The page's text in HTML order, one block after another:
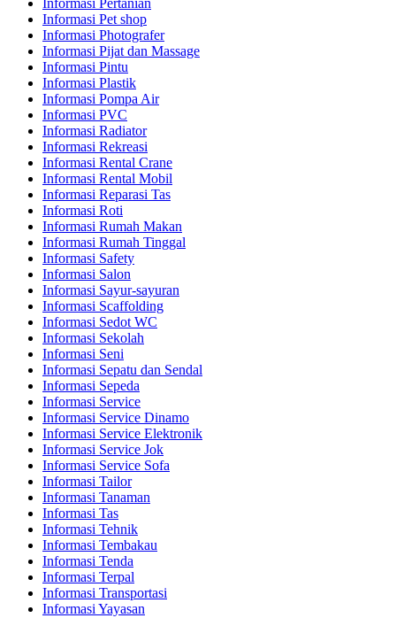
Informasi Pet shop
Informasi Photografer
Informasi Pijat dan Massage
Informasi Pintu
Informasi Plastik
Informasi Pompa Air
Informasi PVC
Informasi Radiator
Informasi Rekreasi
Informasi Rental Crane
Informasi Rental Mobil
Informasi Reparasi Tas
Informasi Roti
Informasi Rumah Makan
Informasi Rumah Tinggal
Informasi Safety
Informasi Salon
Informasi Sayur-sayuran
Informasi Scaffolding
Informasi Sedot WC
Informasi Sekolah
Informasi Seni
Informasi Sepatu dan Sendal
Informasi Sepeda
Informasi Service
Informasi Service Dinamo
Informasi Service Elektronik
Informasi Service Jok
Informasi Service Sofa
Informasi Tailor
Informasi Tanaman
Informasi Tas
Informasi Tehnik
Informasi Tembakau
Informasi Tenda
Informasi Terpal
Informasi Transportasi
Informasi Yayasan